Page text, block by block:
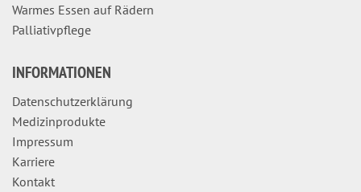
Warmes Essen auf Rädern
Palliativpflege
INFORMATIONEN
Datenschutzerklärung
Medizinprodukte
Impressum
Karriere
Kontakt